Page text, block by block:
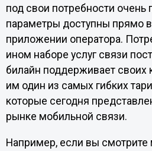
под свои потребности очень
параметры доступны прямо
приложении оператора.
ином наборе услуг связи
билайн поддерживает своих
им один из самых гибких
которые сегодня
рынке мобильной связи.
Например, если вы